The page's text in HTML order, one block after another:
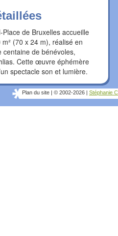
de Bruxelles accueille
(70 x 24 m), réalisé en
centaine de bénévoles,
Cette œuvre éphémère
spectacle son et lumière.
Plan du site © 2002-2026 Stéphanie C